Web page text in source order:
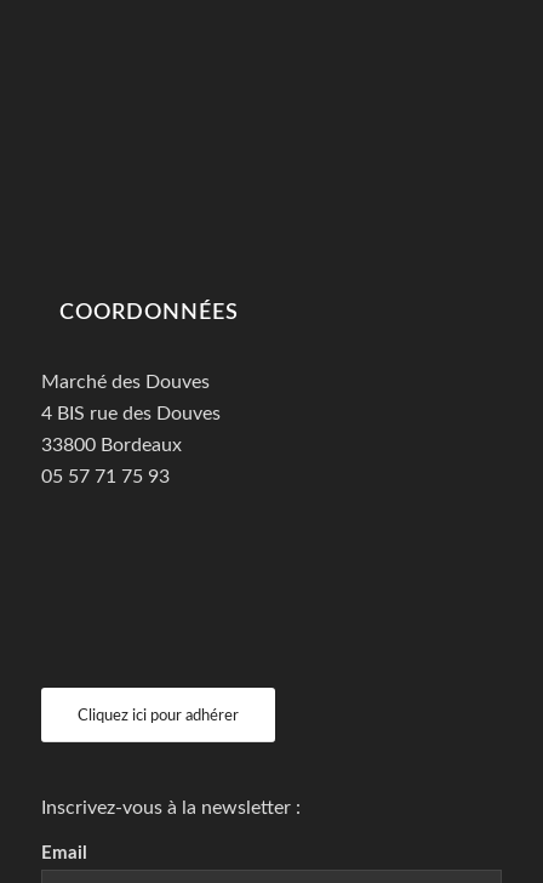
COORDONNÉES
Marché des Douves
4 BIS rue des Douves
33800 Bordeaux
05 57 71 75 93
Cliquez ici pour adhérer
Inscrivez-vous à la newsletter :
Email